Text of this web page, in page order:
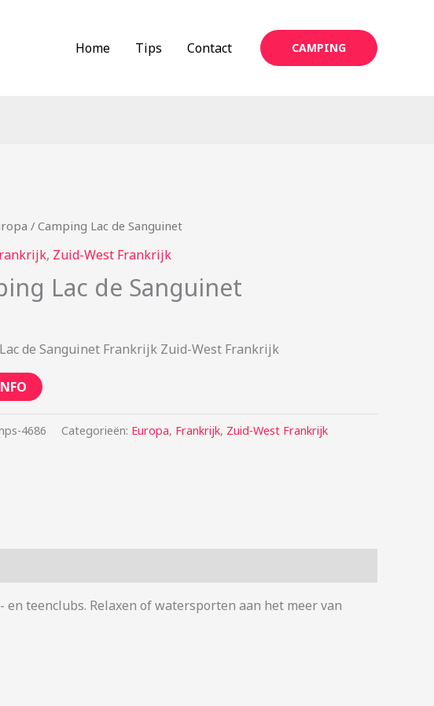
Home Tips Contact CAMPING
/ Camping Lac de Sanguinet
, Zuid-West Frankrijk
Lac de Sanguinet
de Sanguinet Frankrijk Zuid-West Frankrijk
4686 Categorieën: Europa, Frankrijk, Zuid-West Frankrijk
teenclubs. Relaxen of watersporten aan het meer van